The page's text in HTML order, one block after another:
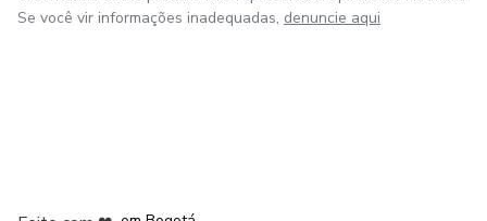
Se você vir informações inadequadas, denuncie aqui